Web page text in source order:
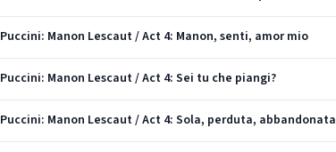
Puccini: Manon Lescaut / Act 4: Manon, senti, amor mio
Puccini: Manon Lescaut / Act 4: Sei tu che piangi?
Puccini: Manon Lescaut / Act 4: Sola, perduta, abbandonata